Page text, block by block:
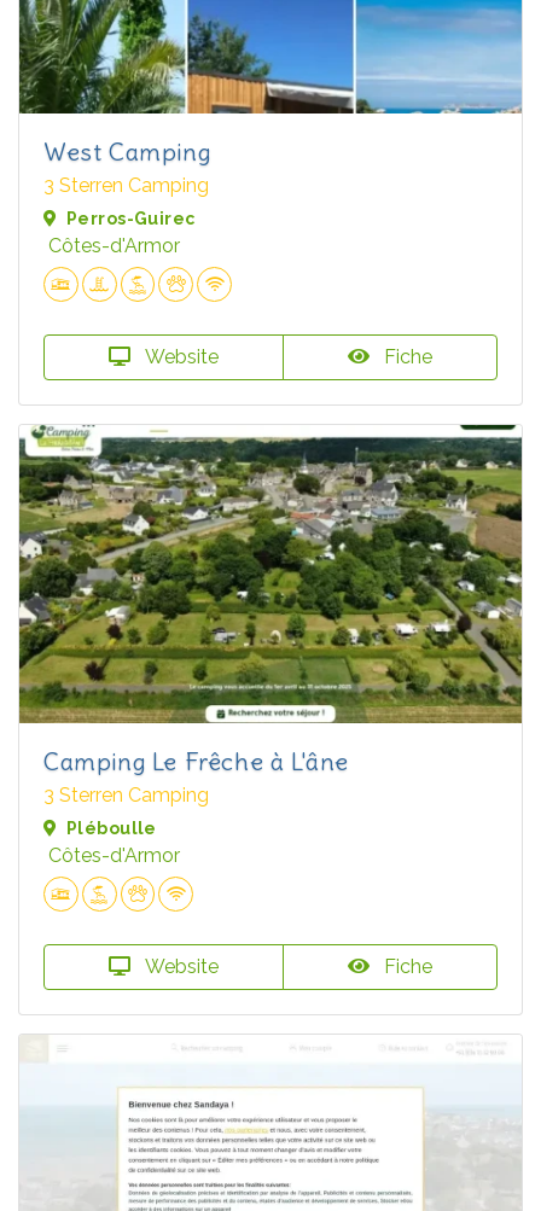
West Camping
3 Sterren Camping
Perros-Guirec
Côtes-d'Armor
Website Fiche
Camping Le Frêche à L'âne
3 Sterren Camping
Pléboulle
Côtes-d'Armor
Website Fiche